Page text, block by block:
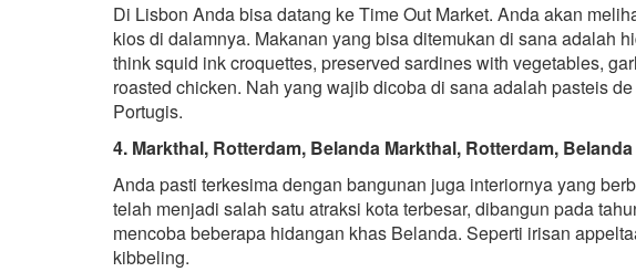
Di Lisbon Anda bisa datang ke Time Out Market. Anda akan
kios di dalamnya. Makanan yang bisa ditemukan di sana adalah
think squid ink croquettes, preserved sardines with vegetables,
roasted chicken. Nah yang wajib dicoba di sana adalah pasteis
Portugis.
4. Markthal, Rotterdam, Belanda Markthal, Rotterdam, Belanda
Anda pasti terkesima dengan bangunan juga interiornya yang
telah menjadi salah satu atraksi kota terbesar, dibangun pada
mencoba beberapa hidangan khas Belanda. Seperti irisan
kibbeling.